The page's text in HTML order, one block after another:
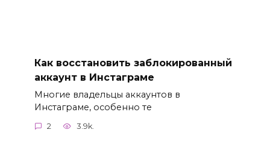
Как восстановить заблокированный
аккаунт в Инстаграме
Многие владельцы аккаунтов в
Инстаграме, особенно те
2 3.9k.